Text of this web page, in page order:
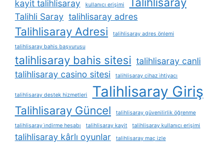
kayit talihlisaray kullanıcı erişimi
Talihli Saray talihlisaray adres
Talihlisaray Adresi
talihlisaray adres önlemi
talihlisaray bahis başvurusu
talihlisaray bahis sitesi talihlisaray canli
talihlisaray casino sitesi
talihlisaray cihaz i̇htiyacı
talihlisaray destek hizmetleri Talihlisaray Giriş
Talihlisaray Güncel
talihlisaray güvenilirlik öğrenme
talihlisaray i̇ndirme hesabı
talihlisaray kayit talihlisaray kullanıcı erişimi
talihlisaray kârlı oyunlar
talihlisaray maç izle